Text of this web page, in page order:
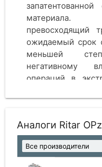
материала.
превосходящий
ожидаемый
меньшей
негативному
операций в
альтернативных
Аналоги Ritar